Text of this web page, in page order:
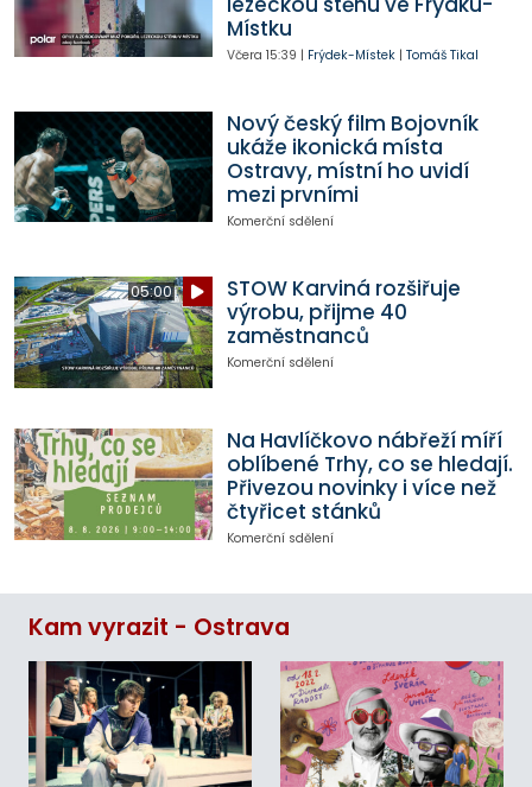
Místku
Včera 15:39 | Frýdek-Místek| Tomáš Tikal
Nový český film Bojovník
ukáže ikonická místa
Ostravy, místní ho uvidí
mezi prvními
Komerční sdělení
05:00
STOW Karviná rozšiřuje
výrobu, přijme 40
zaměstnanců
Komerční sdělení
Na Havlíčkovo nábřeží míří
oblíbené Trhy, co se hledají.
Přivezou novinky i více než
čtyřicet stánků
Komerční sdělení
Kam vyrazit - Ostrava